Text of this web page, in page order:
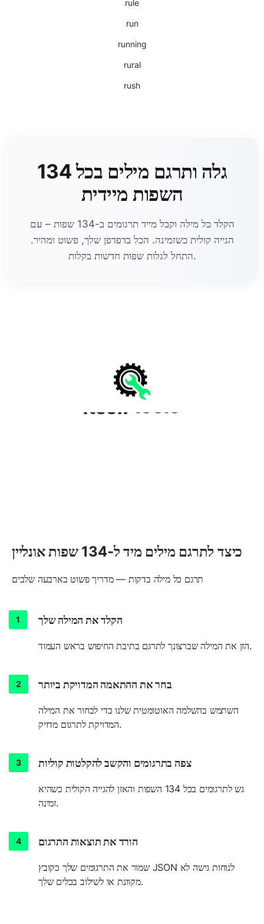
rule
run
running
rural
rush
גלה ותרגם מילים בכל 134
השפות מיידית
הקלד כל מילה וקבל מייד תרגומים ב-134 שפות – עם
הגייה קולית כשזמינה. הכל בדפדפן שלך, פשוט ומהיר.
התחל לגלות שפות חדשות בקלות.
כיצד לתרגם מילים מיד ל-134 שפות אונליין
תרגם כל מילה בדקות — מדריך פשוט בארבעה שלבים
הקלד את המילה שלך
הזן את המילה שברצונך לתרגם בתיבת החיפוש בראש העמוד.
בחר את ההתאמה המדויקת ביותר
השתמש בהשלמה האוטומטית שלנו כדי לבחור את המילה
המדויקת לתרגום מדויק.
צפה בתרגומים והקשב להקלטות קוליות
גש לתרגומים בכל 134 השפות והאזן להגייה הקולית כשהיא
זמינה.
הורד את תוצאות התרגום
שמור את התרגומים שלך כקובץ JSON לנוחות גישה לא
מקוונת או לשילוב בכלים שלך.